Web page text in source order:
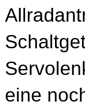
eine